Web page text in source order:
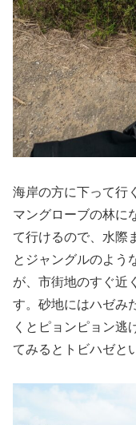
海岸の方に下って行
マングローブの林に
て行けるので、水際
とジャングルのよう
が、市街地のすぐ近
す。砂地にはハゼみ
くとピョンピョン逃
てみるとトビハゼと